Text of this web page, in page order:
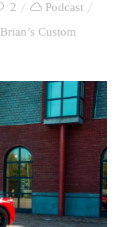
2
Podcast
Brian’s Custom